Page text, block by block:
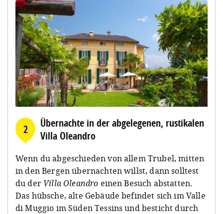
2
Übernachte in der abgelegenen, rustikalen
Villa Oleandro
Wenn du abgeschieden von allem Trubel, mitten
in den Bergen übernachten willst, dann solltest
du der Villa Oleandro einen Besuch abstatten.
Das hübsche, alte Gebäude befindet sich im Valle
di Muggio im Süden Tessins und besticht durch